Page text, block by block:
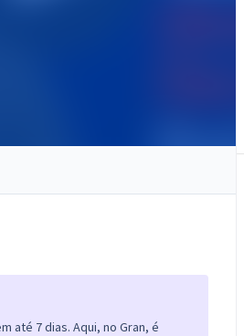
até 7 dias. Aqui, no Gran, é